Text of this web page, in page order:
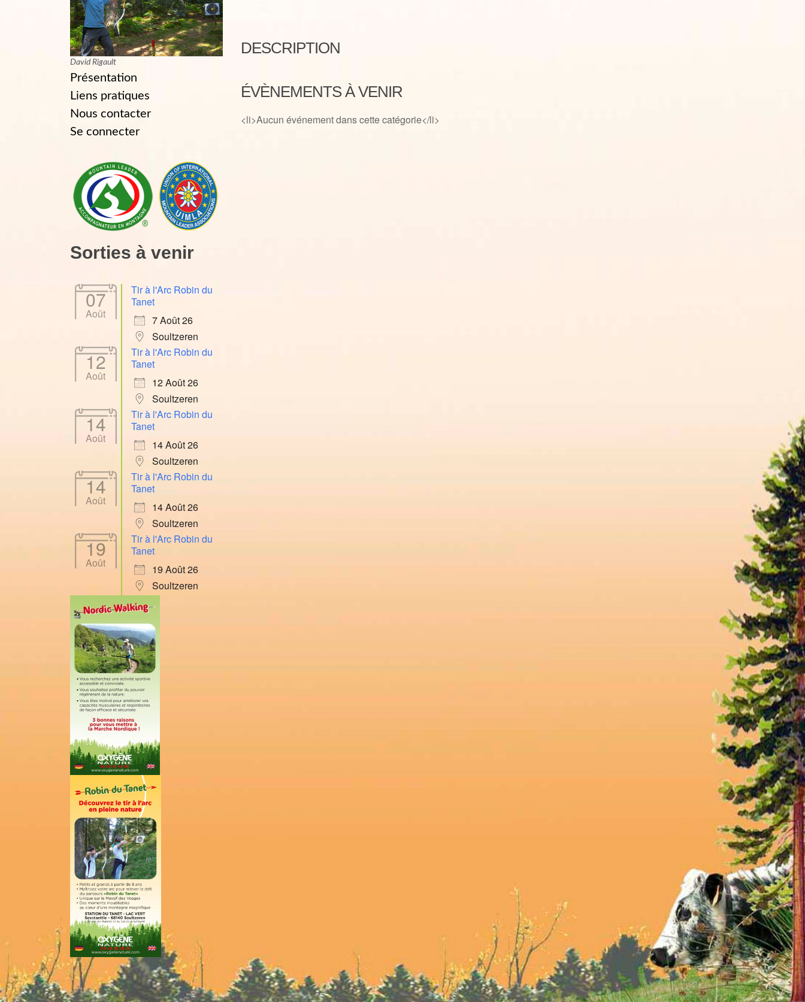
DESCRIPTION
ÉVÈNEMENTS À VENIR
<li>Aucun événement dans cette catégorie</li>
David Rigault
Présentation
Liens pratiques
Nous contacter
Se connecter
Sorties à venir
07
Août
Tir à l'Arc Robin du
Tanet
7 Août 26
Soultzeren
12
Août
Tir à l'Arc Robin du
Tanet
12 Août 26
Soultzeren
14
Août
Tir à l'Arc Robin du
Tanet
14 Août 26
Soultzeren
14
Août
Tir à l'Arc Robin du
Tanet
14 Août 26
Soultzeren
19
Août
Tir à l'Arc Robin du
Tanet
19 Août 26
Soultzeren